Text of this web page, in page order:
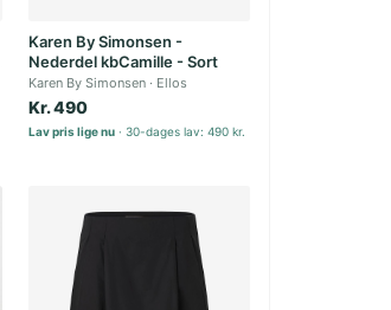
Karen By Simonsen -
Nederdel kbCamille - Sort
Karen By Simonsen Ellos
Kr. 490
Lav pris lige nu 30-dages lav: 490 kr.